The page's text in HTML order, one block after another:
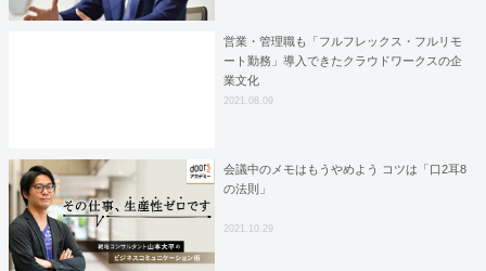
営業・管理職も「フルフレックス・フルリモ
ート勤務」導入できたクラウドワークスの企
業文化
2021.08.09
会議中のメモはもうやめよう コツは「口2耳8
の法則」
2021.10.29